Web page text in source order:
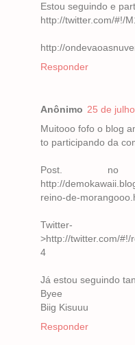
Estou seguindo e
http://twitter.com/#!/
http://
Responder
Anônimo 25 de
Muitooo fofo o blog
to participando da
Post.
http://
reino-de-
Twitter-
>http://twitter.com/
4
Já estou seguindo
Byee
Biig Kisuuu
Responder